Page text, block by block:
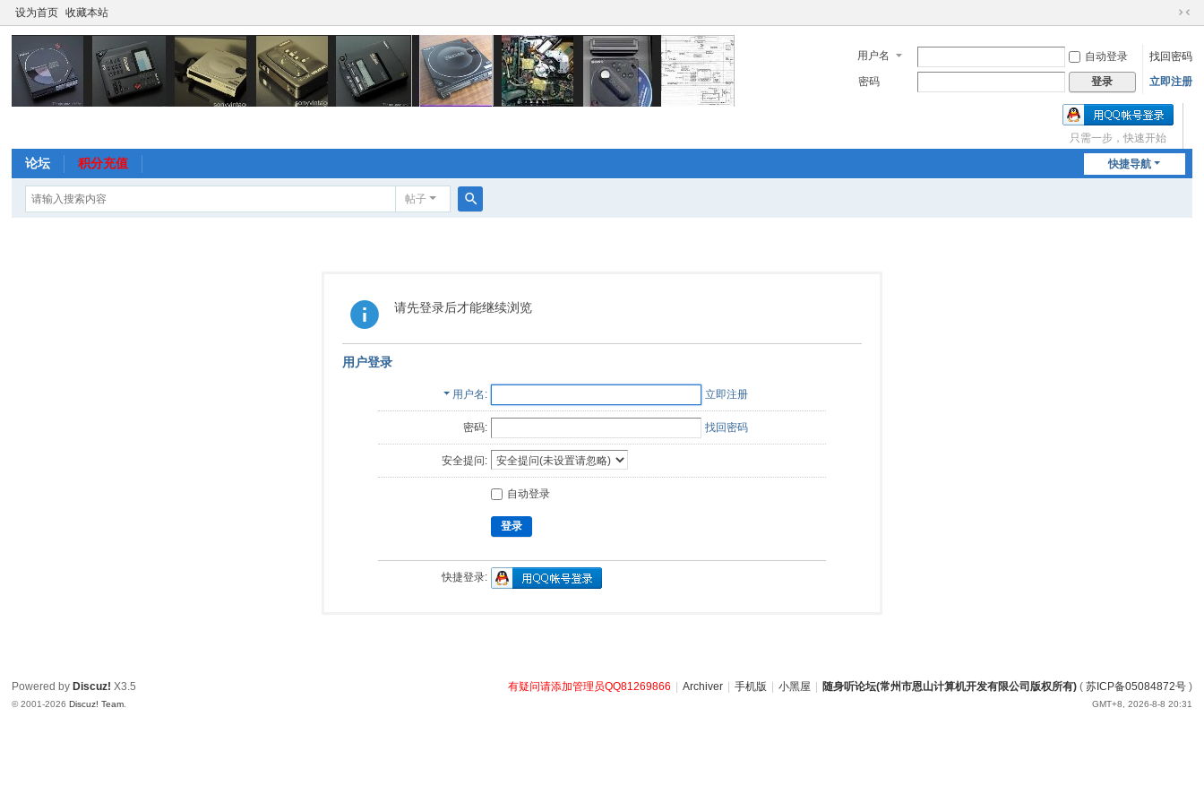
设为首页 收藏本站
切
到
窄
用户名 自动登录
找回密码
密码
登录 立即注册
只需一步，快速开始
快捷导航
论坛 积分充值
帖子
请先登录后才能继续浏览
用户登录
用户名 立即注册
密码: 找回密码
安全提问:
自动登录
登录
快捷登录:
有疑问请添加管理员QQ81269866 | Archiver | 手机版 | 小黑屋 | 随身听论坛(常州市恩山计算机开发有限公司版权所有)( 苏ICP备05084872号)
GMT+8, 2026-8-8 20:31
Powered byDiscuz! X3.5
© 2001-2026Discuz! Team